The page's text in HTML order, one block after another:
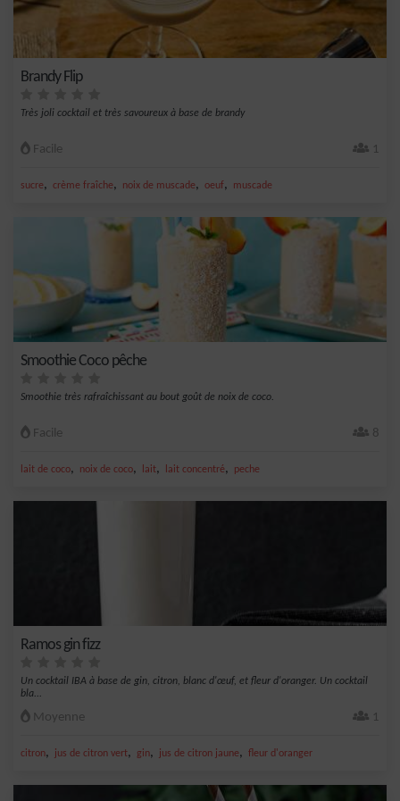
Brandy Flip
Très joli cocktail et très savoureux à base de brandy
Facile 1
sucre, crème fraîche, noix de muscade, oeuf, muscade
Smoothie Coco pêche
Smoothie très rafraîchissant au bout goût de noix de coco.
Facile 8
lait de coco, noix de coco, lait, lait concentré, peche
Ramos gin fizz
Un cocktail IBA à base de gin, citron, blanc d'œuf, et fleur d'oranger. Un cocktail
bla...
Moyenne 1
citron, jus de citron vert, gin, jus de citron jaune, fleur d'oranger